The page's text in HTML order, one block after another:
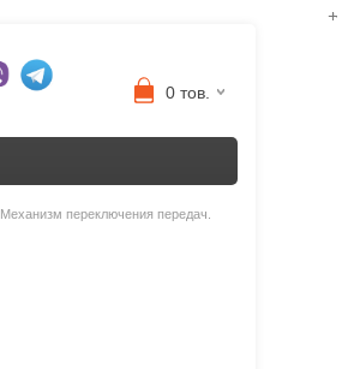
0 тов.
Механизм переключения передач.